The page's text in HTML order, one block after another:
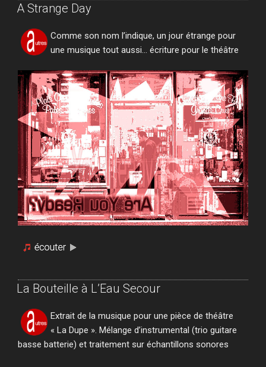
A Strange Day
Comme son nom l’indique, un jour étrange pour
une musique tout aussi… écriture pour le théâtre
La Bouteille à L’Eau Secour
Extrait de la musique pour une pièce de théâtre
« La Dupe ». Mélange d’instrumental (trio guitare
basse batterie) et traitement sur échantillons sonores